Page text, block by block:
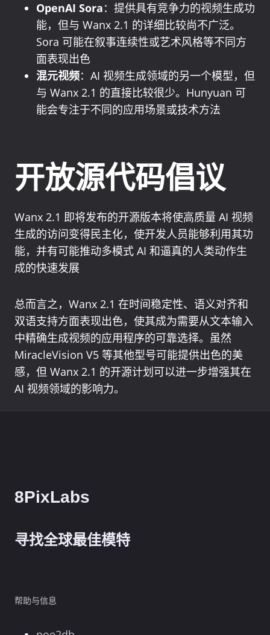
OpenAI Sora：提供具有竞争力的视频生成功
能，但与 Wanx 2.1 的详细比较尚不广泛。
Sora 可能在叙事连续性或艺术风格等不同方
面表现出色
混元视频：AI 视频生成领域的另一个模型，但
与 Wanx 2.1 的直接比较很少。Hunyuan 可
能会专注于不同的应用场景或技术方法
开放源代码倡议
Wanx 2.1 即将发布的开源版本将使高质量 AI 视频
生成的访问变得民主化，使开发人员能够利用其功
能，并有可能推动多模式 AI 和逼真的人类动作生
成的快速发展
总而言之，Wanx 2.1 在时间稳定性、语义对齐和
双语支持方面表现出色，使其成为需要从文本输入
中精确生成视频的应用程序的可靠选择。虽然
MiracleVision V5 等其他型号可能提供出色的美
感，但 Wanx 2.1 的开源计划可以进一步增强其在
AI 视频领域的影响力。
8PixLabs
寻找全球最佳模特
帮助与信息